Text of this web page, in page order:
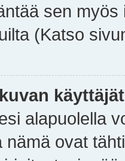
sen
(Katso
alapuolella
nämä ovat